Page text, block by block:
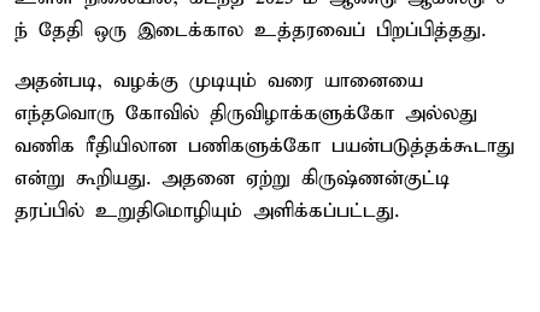
ந் தேதி ஒரு இடைக்கால உத்தரவைப் பிறப்பித்தது.
அதன்படி, வழக்கு முடியும் வரை யானையை
எந்தவொரு கோவில் திருவிழாக்களுக்கோ அல்லது
வணிக ரீதியிலான பணிகளுக்கோ பயன்படுத்தக்கூடாது
என்று கூறியது. அதனை ஏற்று கிருஷ்ணன்குட்டி
தரப்பில் உறுதிமொழியும் அளிக்கப்பட்டது.